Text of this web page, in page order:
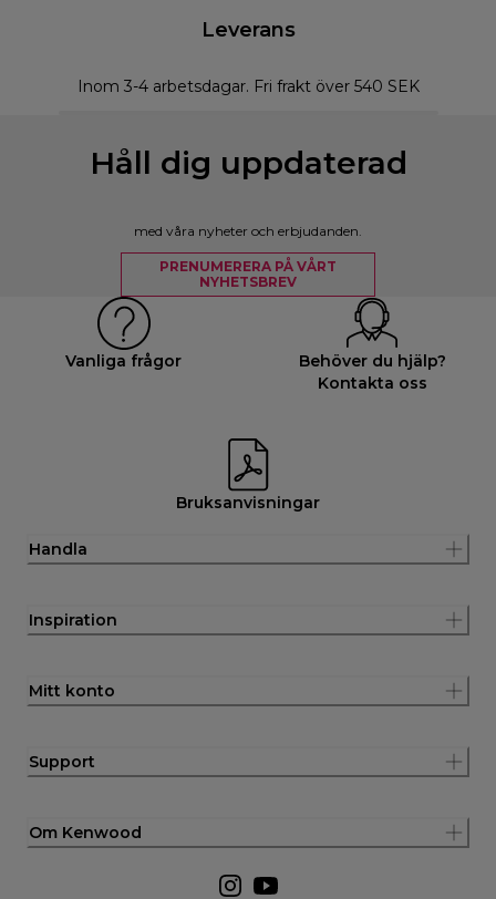
Leverans
Inom 3-4 arbetsdagar. Fri frakt över 540 SEK
Håll dig uppdaterad
med våra nyheter och erbjudanden.
PRENUMERERA PÅ VÅRT
NYHETSBREV
Vanliga frågor
Behöver du hjälp?
Kontakta oss
Bruksanvisningar
Handla
Inspiration
Mitt konto
Support
Om Kenwood